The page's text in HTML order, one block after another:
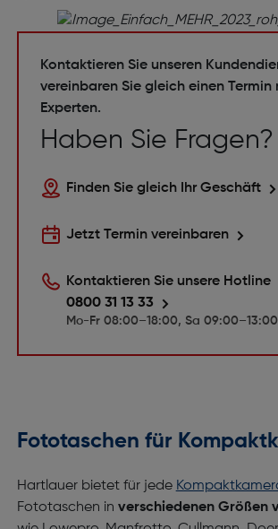
Kontaktieren Sie unseren
vereinbaren Sie gleich einen Termin
Experten.
Haben Sie Fragen?
Finden Sie gleich Ihr Geschäft
Jetzt Termin vereinbaren
Kontaktieren Sie unsere Hotline
0800 31 13 33
Mo-Fr 08:00–18:00, Sa 09:00–13:00
Fototaschen für
Hartlauer bietet für jede
Fototaschen in verschiedenen Größen